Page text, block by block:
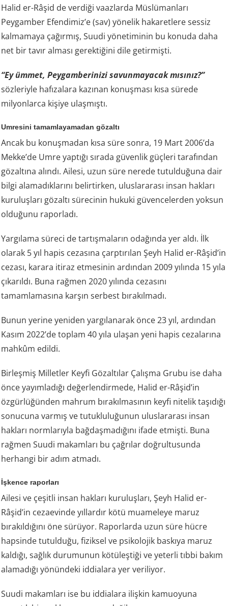
Halid er-Râşid de verdiği vaazlarda Müslümanları
Peygamber Efendimiz’e (sav) yönelik hakaretlere sessiz
kalmamaya çağırmış, Suudi yönetiminin bu konuda daha
net bir tavır alması gerektiğini dile getirmişti.
“Ey ümmet, Peygamberinizi savunmayacak mısınız?”
sözleriyle hafızalara kazınan konuşması kısa sürede
milyonlarca kişiye ulaşmıştı.
Umresini tamamlayamadan gözaltı
Ancak bu konuşmadan kısa süre sonra, 19 Mart 2006’da
Mekke’de Umre yaptığı sırada güvenlik güçleri tarafından
gözaltına alındı. Ailesi, uzun süre nerede tutulduğuna dair
bilgi alamadıklarını belirtirken, uluslararası insan hakları
kuruluşları gözaltı sürecinin hukuki güvencelerden yoksun
olduğunu raporladı.
Yargılama süreci de tartışmaların odağında yer aldı. İlk
olarak 5 yıl hapis cezasına çarptırılan Şeyh Halid er-Râşid’in
cezası, karara itiraz etmesinin ardından 2009 yılında 15 yıla
çıkarıldı. Buna rağmen 2020 yılında cezasını
tamamlamasına karşın serbest bırakılmadı.
Bunun yerine yeniden yargılanarak önce 23 yıl, ardından
Kasım 2022’de toplam 40 yıla ulaşan yeni hapis cezalarına
mahkûm edildi.
Birleşmiş Milletler Keyfi Gözaltılar Çalışma Grubu ise daha
önce yayımladığı değerlendirmede, Halid er-Râşid’in
özgürlüğünden mahrum bırakılmasının keyfi nitelik taşıdığı
sonucuna varmış ve tutukluluğunun uluslararası insan
hakları normlarıyla bağdaşmadığını ifade etmişti. Buna
rağmen Suudi makamları bu çağrılar doğrultusunda
herhangi bir adım atmadı.
İşkence raporları
Ailesi ve çeşitli insan hakları kuruluşları, Şeyh Halid er-
Râşid’in cezaevinde yıllardır kötü muameleye maruz
bırakıldığını öne sürüyor. Raporlarda uzun süre hücre
hapsinde tutulduğu, fiziksel ve psikolojik baskıya maruz
kaldığı, sağlık durumunun kötüleştiği ve yeterli tıbbi bakım
alamadığı yönündeki iddialara yer veriliyor.
Suudi makamları ise bu iddialara ilişkin kamuoyuna